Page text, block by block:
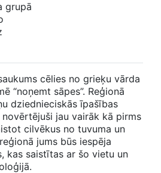
grupā
cēlies no grieķu vārda
“noņemt sāpes”. Reģionā
dziednieciskās īpašības
jau vairāk kā pirms
cilvēkus no tuvuma un
jums būs iespēja
kas saistītas ar šo vietu un